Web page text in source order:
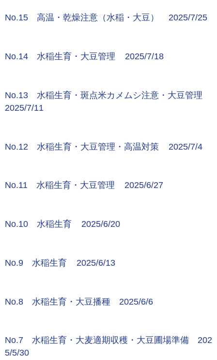
No.15 高温・乾燥注意（水稲・大豆） 2025/7/25
No.14 水稲生育・大豆管理 2025/7/18
No.13 水稲生育・斑点米カメムシ注意・大豆管理
2025/7/11
No.12 水稲生育・大豆管理・高温対策 2025/7/4
No.11 水稲生育・大豆管理 2025/6/27
No.10 水稲生育 2025/6/20
No.9 水稲生育 2025/6/13
No.8 水稲生育・大豆播種 2025/6/6
No.7 水稲生育・大麦適期収穫・大豆圃場準備 202
5/5/30